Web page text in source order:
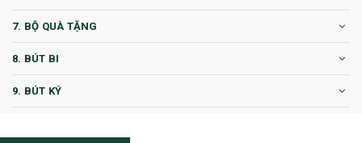
7. BỘ QUÀ TẶNG
8. BÚT BI
9. BÚT KÝ